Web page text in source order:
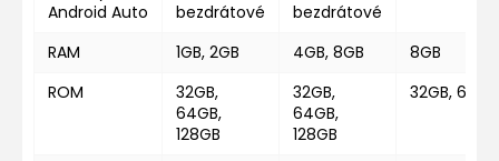
Android Auto
bezdrátové
bezdrátové
RAM 1GB, 2GB 4GB, 8GB
8GB
ROM
32GB,
64GB,
128GB
32GB,
64GB,
128GB
32GB,